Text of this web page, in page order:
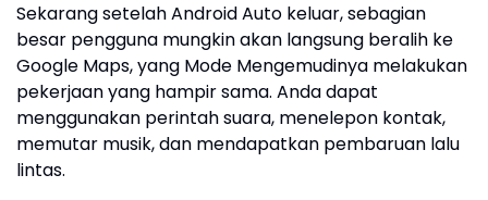
Sekarang setelah Android Auto keluar, sebagian
besar pengguna mungkin akan langsung beralih ke
Google Maps, yang Mode Mengemudinya melakukan
pekerjaan yang hampir sama. Anda dapat
menggunakan perintah suara, menelepon kontak,
memutar musik, dan mendapatkan pembaruan lalu
lintas.